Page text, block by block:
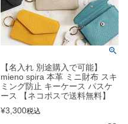
【名入れ 別途購入で可能】
mieno spira 本革 ミニ財布 スキ
ミング防止 キーケース パスケ
ース 【ネコポスで送料無料】
¥3,300税込